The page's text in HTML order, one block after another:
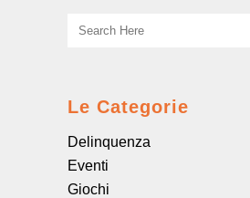
Le Categorie
Delinquenza
Eventi
Giochi